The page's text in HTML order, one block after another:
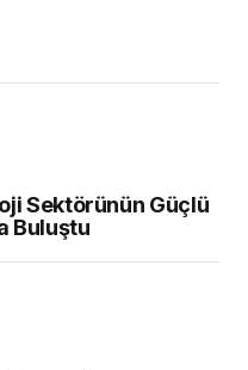
Sektörünün Güçlü
Buluştu